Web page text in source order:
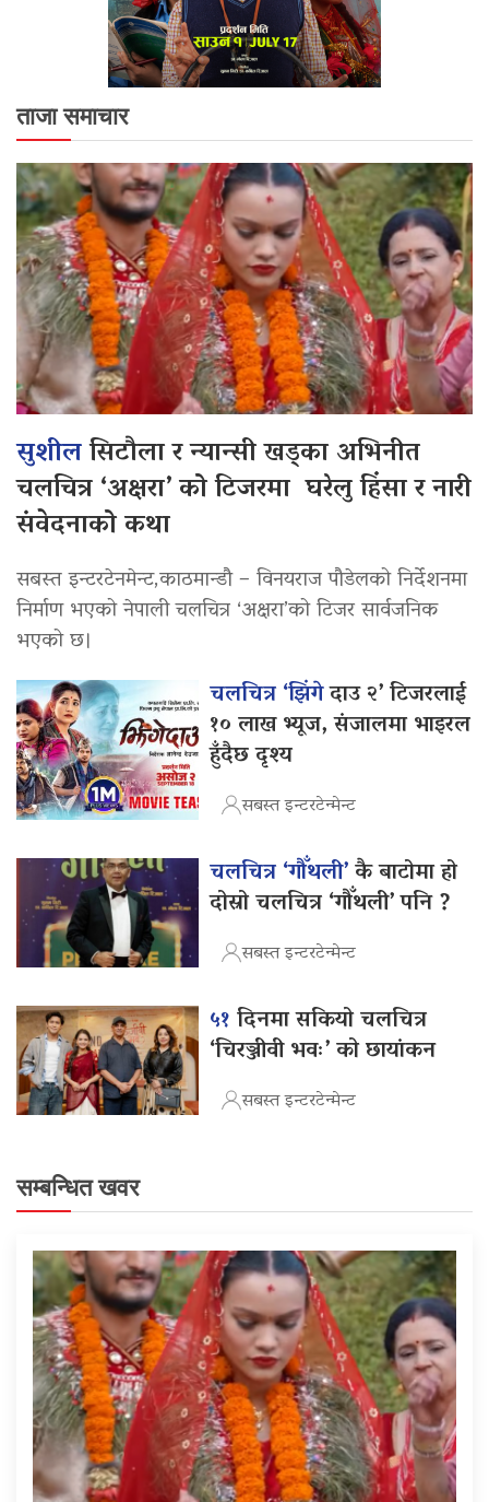
ताजा समाचार
सुशीलसिटौला र न्यान्सी खड्का अभिनीत
चलचित्र ‘अक्षरा’ को टिजरमा घरेलु हिंसा र नारी
संवेदनाको कथा
सबस्त इन्टरटेनमेन्ट,काठमान्डौ – विनयराज पौडेलको निर्देशनमा
निर्माण भएको नेपाली चलचित्र ‘अक्षरा’को टिजर सार्वजनिक
भएको छ।
चलचित्र ‘झिंगेदाउ २’ टिजरलाई
१० लाख भ्यूज, संजालमा भाइरल
हुँदैछ दृश्य
सबस्त इन्टरटेन्मेन्ट
चलचित्र ‘गौँथली’कै बाटोमा हो
दोस्रो चलचित्र ‘गौँथली’ पनि ?
सबस्त इन्टरटेन्मेन्ट
५१दिनमा सकियो चलचित्र
‘चिरञ्जीवी भवः’ को छायांकन
सबस्त इन्टरटेन्मेन्ट
सम्बन्धित खवर